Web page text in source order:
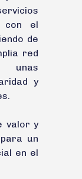
con el
de
red
unas
y
valor y
un
en el